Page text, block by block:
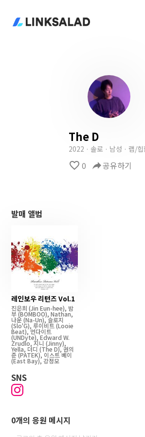
The D
2022 · 솔로 · 남성 · 랩/힙
favorite_border 0 reply공유하기
발매 앨범
레인보우 리턴즈 Vol.1
진은희 (Jin Eun-hee), 밤
부(BOMBOO), Nathan,
나운(Na-Un),슬로지
(Slo'G), 루이비트 (Looie
Beat),언다이트
(UNDyte),Edward W.
Zrudlo, 지니 (Jinny),
Yella, 더디(The D),권의
준(PATEK), 이스트 베이
(East Bay),강정모
SNS
0개의 응원 메시지